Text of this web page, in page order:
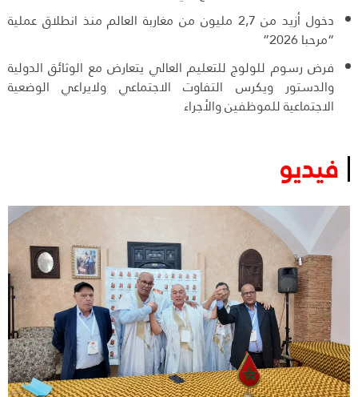
دخول أزيد من 2,7 مليون من مغاربة العالم منذ انطلاق عملية
“مرحبا 2026”
فرض رسوم للولوج للتعليم العالي يتعارض مع الوثائق الدولية
والدستور ويكرس التفاوت الاجتماعي ولايراعي الوضعية
الاجتماعية للموظفين والأجراء
فيديو